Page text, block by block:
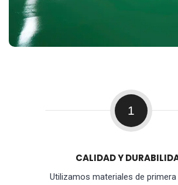
1
CALIDAD Y
Utilizamos materiales de primera